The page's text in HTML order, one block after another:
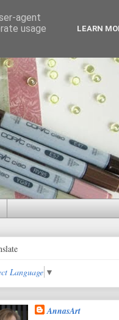
Language ▼
AnnasArt
agent
usage
LEARN